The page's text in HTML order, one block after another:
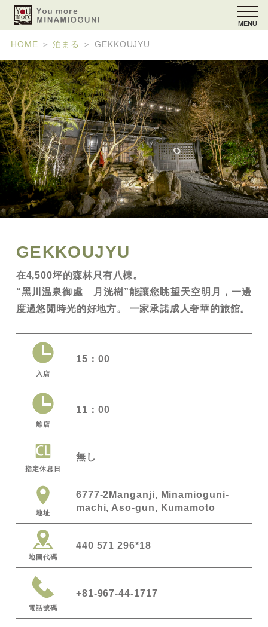
MENU
HOME ＞泊まる ＞ GEKKOUJYU
GEKKOUJYU
在4,500坪的森林只有八棟。
“黑川温泉御處 月洸樹”能讓您眺望天空明月，一邊
度過悠閒時光的好地方。 一家承諾成人奢華的旅館。
入店
15：00
離店
11：00
指定休息日
無し
地址
6777-2Manganji, Minamioguni-
machi, Aso-gun, Kumamoto
地圖代碼
440 571 296*18
電話號碼
+81-967-44-1717